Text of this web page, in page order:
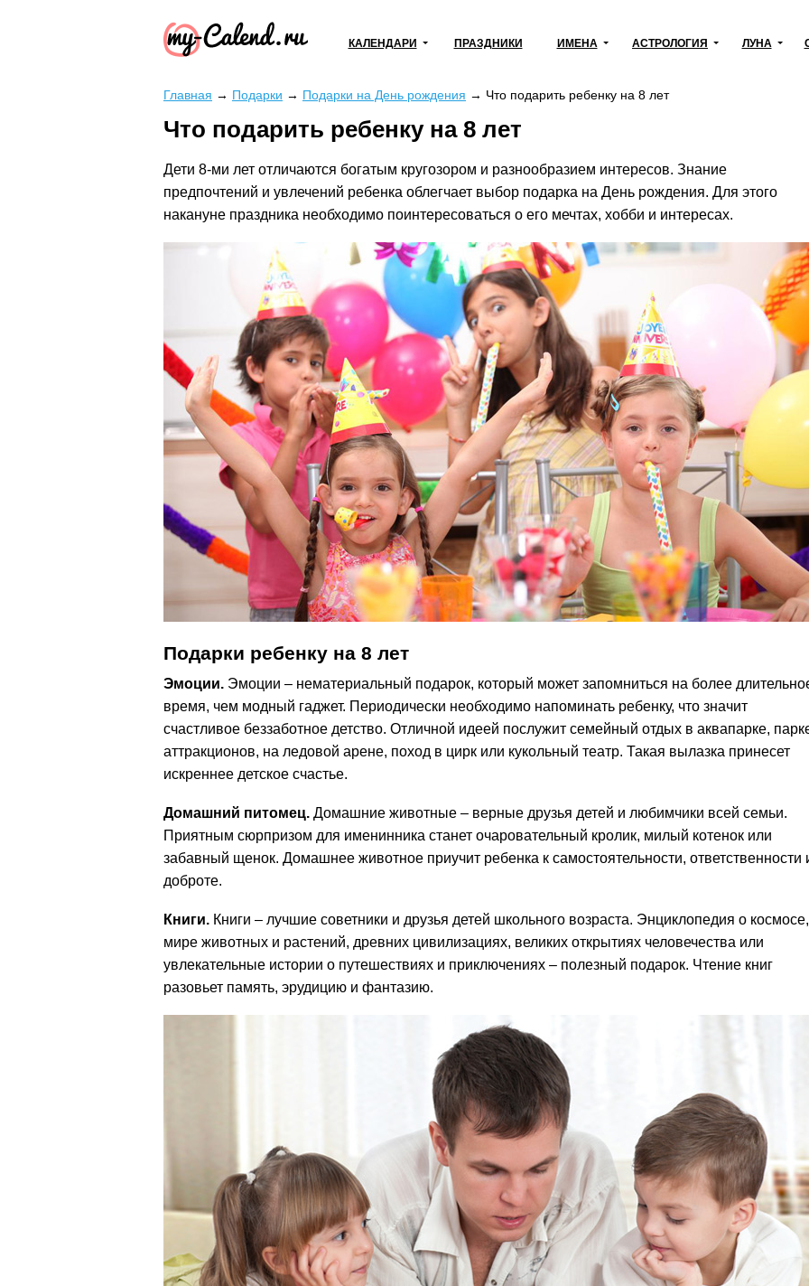
КАЛЕНДАРИ ПРАЗДНИКИ ИМЕНА АСТРОЛОГИЯ ЛУНА
Главная → Подарки → Подарки на День рождения → Что подарить ребенку на 8 лет
Что подарить ребенку на 8 лет
Дети 8-ми лет отличаются богатым кругозором и разнообразием интересов. Знание
предпочтений и увлечений ребенка облегчает выбор подарка на День рождения. Для этого
накануне праздника необходимо поинтересоваться о его мечтах, хобби и интересах.
Подарки ребенку на 8 лет
Эмоции. Эмоции – нематериальный подарок, который может запомниться на более
время, чем модный гаджет. Периодически необходимо напоминать ребенку, что значит
счастливое беззаботное детство. Отличной идеей послужит семейный отдых в аквапарке,
аттракционов, на ледовой арене, поход в цирк или кукольный театр. Такая вылазка принесет
искреннее детское счастье.
Домашний питомец. Домашние животные – верные друзья детей и любимчики всей семьи.
Приятным сюрпризом для именинника станет очаровательный кролик, милый котенок или
забавный щенок. Домашнее животное приучит ребенка к самостоятельности, ответственности
доброте.
Книги. Книги – лучшие советники и друзья детей школьного возраста. Энциклопедия о космосе,
мире животных и растений, древних цивилизациях, великих открытиях человечества или
увлекательные истории о путешествиях и приключениях – полезный подарок. Чтение книг
разовьет память, эрудицию и фантазию.